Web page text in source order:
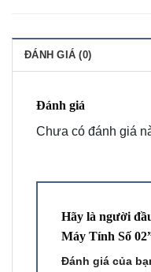
ĐÁNH GIÁ (0)
Đánh giá
Chưa có đánh giá
Hãy là người
Máy Tính Số
Đánh giá của